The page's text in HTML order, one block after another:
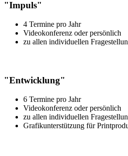
"Impuls"
4 Termine pro Jahr
Videokonferenz oder persönlich
zu allen individuellen
"Entwicklung"
6 Termine pro Jahr
Videokonferenz oder persönlich
zu allen individuellen
Grafikunterstützung für